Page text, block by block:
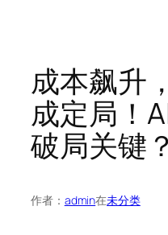
成本飙升
成定局！
破局关键？
作者： admin在未分类